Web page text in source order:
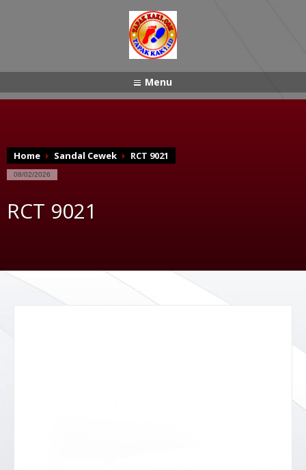
Menu
Home Sandal Cewek RCT 9021
08/02/2026
RCT 9021